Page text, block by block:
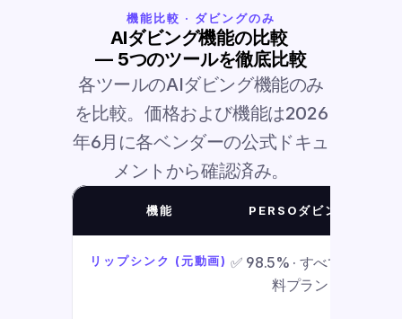
機能比較 · ダビングのみ
AIダビング機能の比較
— 5つのツールを徹底比較
各ツールのAIダビング機能のみ
を比較。価格および機能は2026
年6月に各ベンダーの公式ドキュ
メントから確認済み。
機能 PERSOダビング
リップシンク (元動画) ✅ 98.5% · すべての有
料プラン